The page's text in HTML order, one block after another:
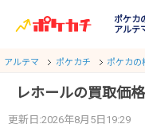
ポケカ
アルテ
アルテマ ポケカチ ポケカの
レホールの買取価
更新日:2026年8月5日19:29